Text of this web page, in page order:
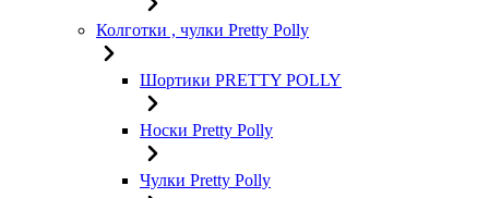
Колготки , чулки Pretty Polly
Шортики PRETTY POLLY
Носки Pretty Polly
Чулки Pretty Polly